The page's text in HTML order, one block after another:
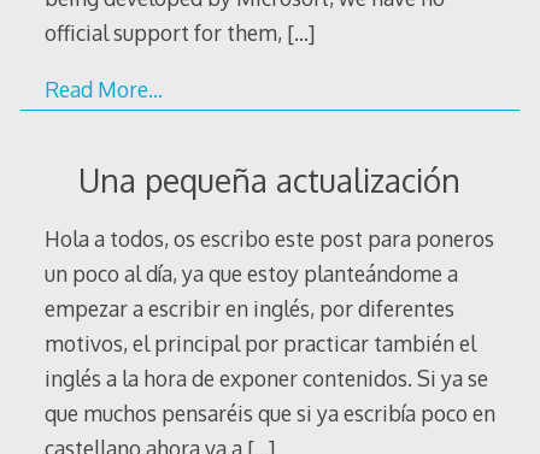
official support for them, […]
Read More…
Una pequeña actualización
Hola a todos, os escribo este post para poneros
un poco al día, ya que estoy planteándome a
empezar a escribir en inglés, por diferentes
motivos, el principal por practicar también el
inglés a la hora de exponer contenidos. Si ya se
que muchos pensaréis que si ya escribía poco en
castellano ahora va a […]